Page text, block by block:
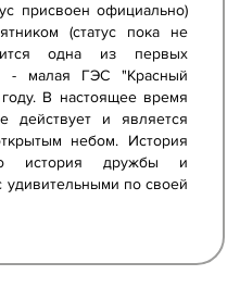
присвоен официально)
(статус пока не
одна из первых
- малая ГЭС "Красный
В настоящее время
действует и является
небом. История
история дружбы и
удивительными по своей